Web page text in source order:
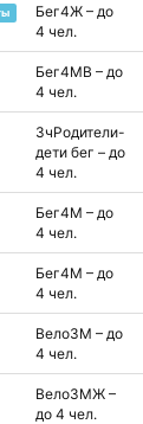
Бег4Ж – до
4 чел.
Бег4МВ – до
4 чел.
3чРодители-
дети бег – до
4 чел.
Бег4М – до
4 чел.
Бег4М – до
4 чел.
Вело3М – до
4 чел.
Вело3МЖ –
до 4 чел.